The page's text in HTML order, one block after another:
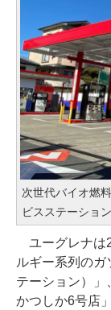
次世代バイオ燃
ビスステーショ
ユーグレナは
ルギー系列の
テーション）」
かつしか6号店